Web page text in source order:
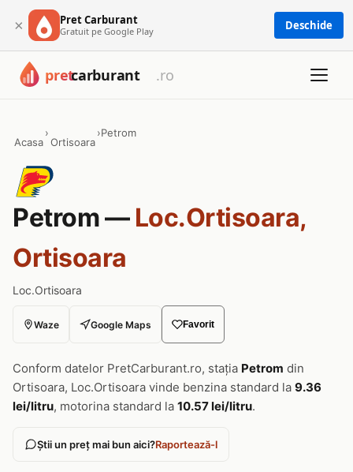
× Pret Carburant
Gratuit pe Google Play Deschide
Acasa
›
Ortisoara
›Petrom
Petrom — Loc.Ortisoara,
Ortisoara
Loc.Ortisoara
Waze Google Maps Favorit
Conform datelor PretCarburant.ro, stația Petrom din
Ortisoara, Loc.Ortisoara vinde benzina standard la 9.36
lei/litru, motorina standard la 10.57 lei/litru.
Știi un preț mai bun aici?Raportează-l